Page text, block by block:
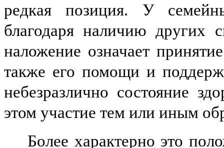
редкая позиция. У
благодаря наличию других
наложение означает
также его помощи и
небезразлично состояние
этом участие тем или иным
Более характерно это